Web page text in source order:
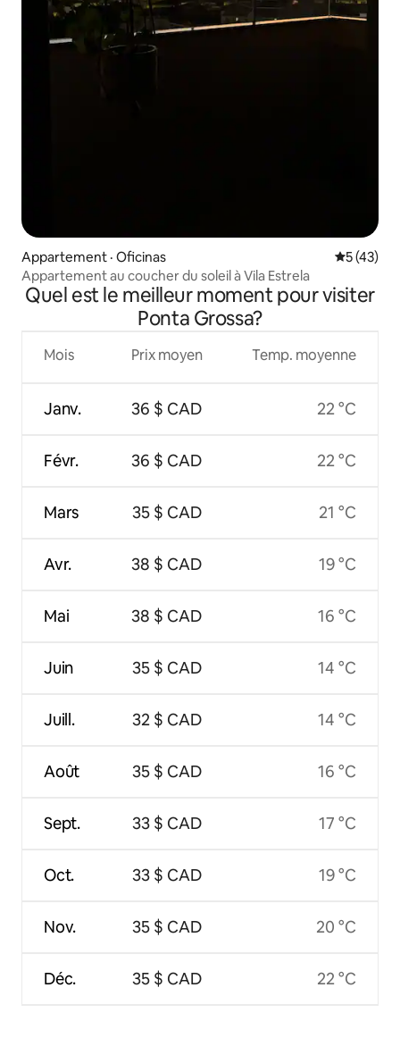
Appartement · Oficinas Note
5 (43)
Appartement au coucher du soleil à Vila Estrela
Quel est le meilleur moment pour visiter
Ponta Grossa?
Mois
Janv.
Févr.
Mars
Avr.
Mai
Juin
Juill.
Août
Sept.
Oct.
Nov.
Déc.
Prix moyen
36 $ CAD
36 $ CAD
35 $ CAD
38 $ CAD
38 $ CAD
35 $ CAD
32 $ CAD
35 $ CAD
33 $ CAD
33 $ CAD
35 $ CAD
35 $ CAD
Temp. moyenne
22 °C
22 °C
21 °C
19 °C
16 °C
14 °C
14 °C
16 °C
17 °C
19 °C
20 °C
22 °C